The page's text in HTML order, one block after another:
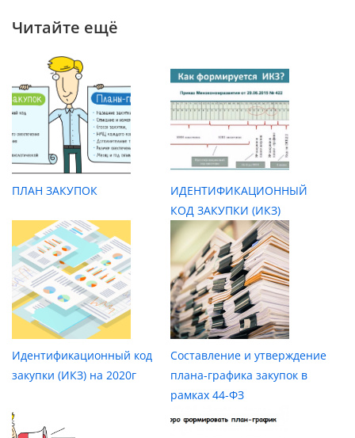
Читайте ещё
ПЛАН ЗАКУПОК
ИДЕНТИФИКАЦИОННЫЙ
КОД ЗАКУПКИ (ИКЗ)
Идентификационный код
закупки (ИКЗ) на 2020г
Составление и утверждение
плана-графика закупок в
рамках 44-ФЗ